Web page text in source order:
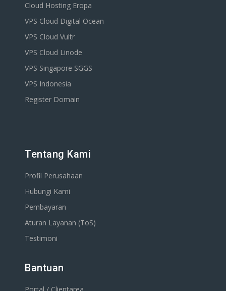
Cloud Hosting Eropa
VPS Cloud Digital Ocean
VPS Cloud Vultr
VPS Cloud Linode
VPS Singapore SGGS
VPS Indonesia
Register Domain
Tentang Kami
Profil Perusahaan
Hubungi Kami
Pembayaran
Aturan Layanan (ToS)
Testimoni
Bantuan